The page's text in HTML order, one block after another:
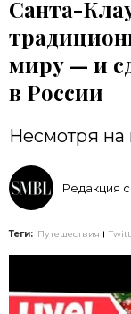
Санта-
миру — и
в России
Несмотря
Редакция
Теги: Путешествия